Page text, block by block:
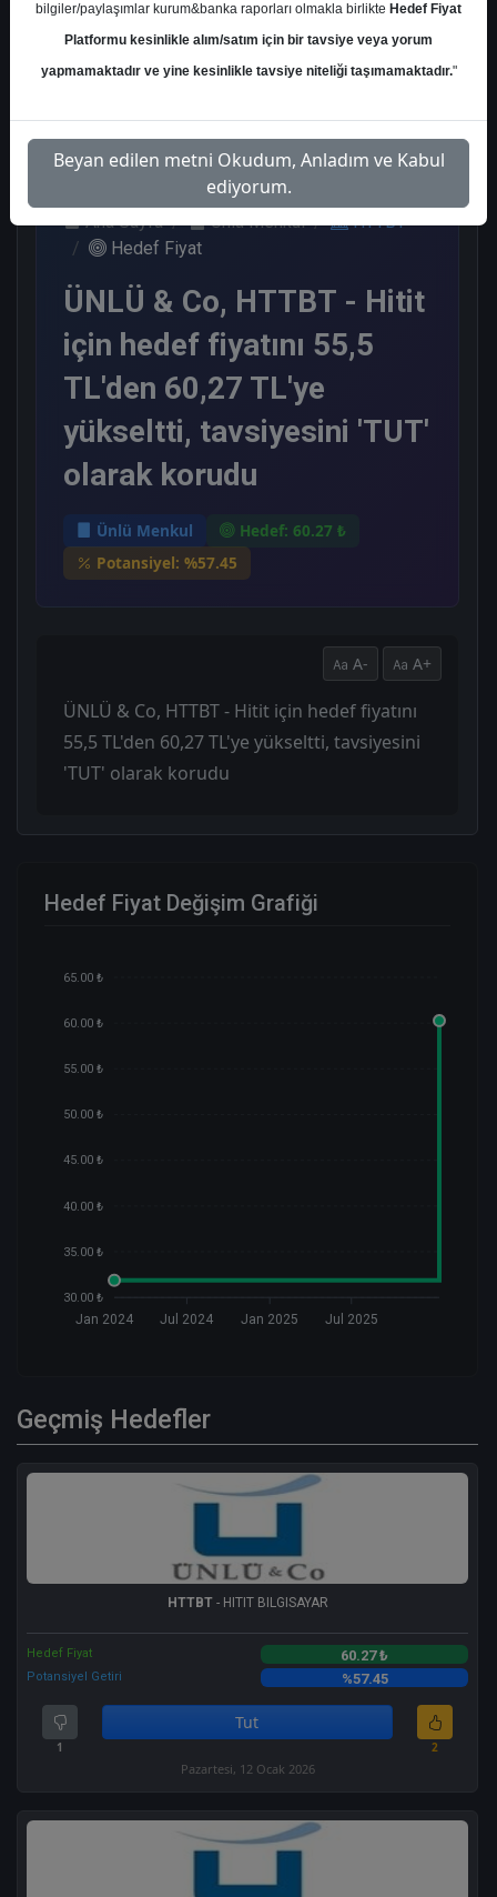
3
Ana Sayfa Ünlü Menkul
HTTBT
Hedef Fiyat
ÜNLÜ & Co, HTTBT - Hitit
için hedef fiyatını 55,5
TL'den 60,27 TL'ye
yükseltti, tavsiyesini 'TUT'
olarak korudu
Ünlü Menkul
Hedef: 60.27 ₺
Potansiyel: %57.45
A- A+
ÜNLÜ & Co, HTTBT - Hitit için hedef fiyatını
55,5 TL'den 60,27 TL'ye yükseltti, tavsiyesini
'TUT' olarak korudu
Hedef Fiyat Değişim Grafiği
65.00 ₺
60.00 ₺
55.00 ₺
50.00 ₺
45.00 ₺
40.00 ₺
35.00 ₺
30.00 ₺
Jan 2024 Jul 2024 Jan 2025 Jul 2025
Geçmiş Hedefler
HTTBT- HITIT BILGISAYAR
Hedef Fiyat 60.27 ₺
Potansiyel Getiri %57.45
1
Tut
2
Pazartesi, 12 Ocak 2026
bilgiler/paylaşımlar kurum&banka raporları olmakla birlikte Hedef Fiyat
Platformu kesinlikle alım/satım için bir tavsiye veya yorum
yapmamaktadır ve yine kesinlikle tavsiye niteliği taşımamaktadır."
Beyan edilen metni Okudum, Anladım ve Kabul
ediyorum.